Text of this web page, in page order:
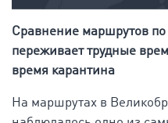
Сравнение маршрутов
переживает трудные
время карантина
На маршрутах в